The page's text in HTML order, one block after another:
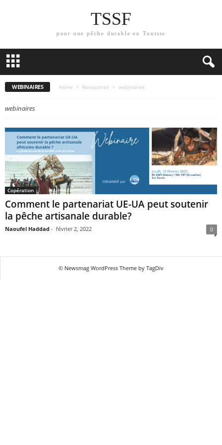
TSSF
pour une pêche durable en Tunisie
WEBINAIRES Home Ressources webinaires
webinaires
Copération
Comment le partenariat UE-UA peut soutenir
la pêche artisanale durable?
Naoufel Haddad - février 2, 2022 0
© Newsmag WordPress Theme by TagDiv